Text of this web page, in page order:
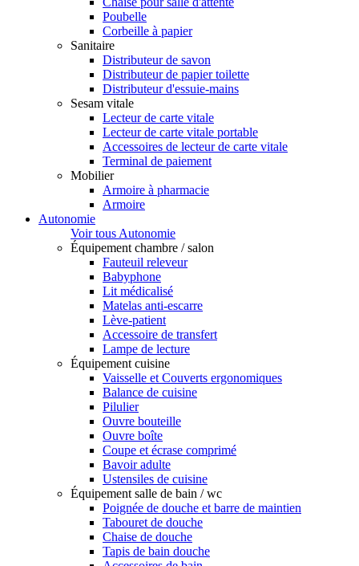
Poubelle
Corbeille à papier
Sanitaire
Distributeur de savon
Distributeur de papier toilette
Distributeur d'essuie-mains
Sesam vitale
Lecteur de carte vitale
Lecteur de carte vitale portable
Accessoires de lecteur de carte vitale
Terminal de paiement
Mobilier
Armoire à pharmacie
Armoire
Autonomie
Voir tous Autonomie
Équipement chambre / salon
Fauteuil releveur
Babyphone
Lit médicalisé
Matelas anti-escarre
Lève-patient
Accessoire de transfert
Lampe de lecture
Équipement cuisine
Vaisselle et Couverts ergonomiques
Balance de cuisine
Pilulier
Ouvre bouteille
Ouvre boîte
Coupe et écrase comprimé
Bavoir adulte
Ustensiles de cuisine
Équipement salle de bain / wc
Poignée de douche et barre de maintien
Tabouret de douche
Chaise de douche
Tapis de bain douche